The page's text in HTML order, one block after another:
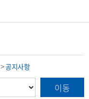
>공지사항
이동